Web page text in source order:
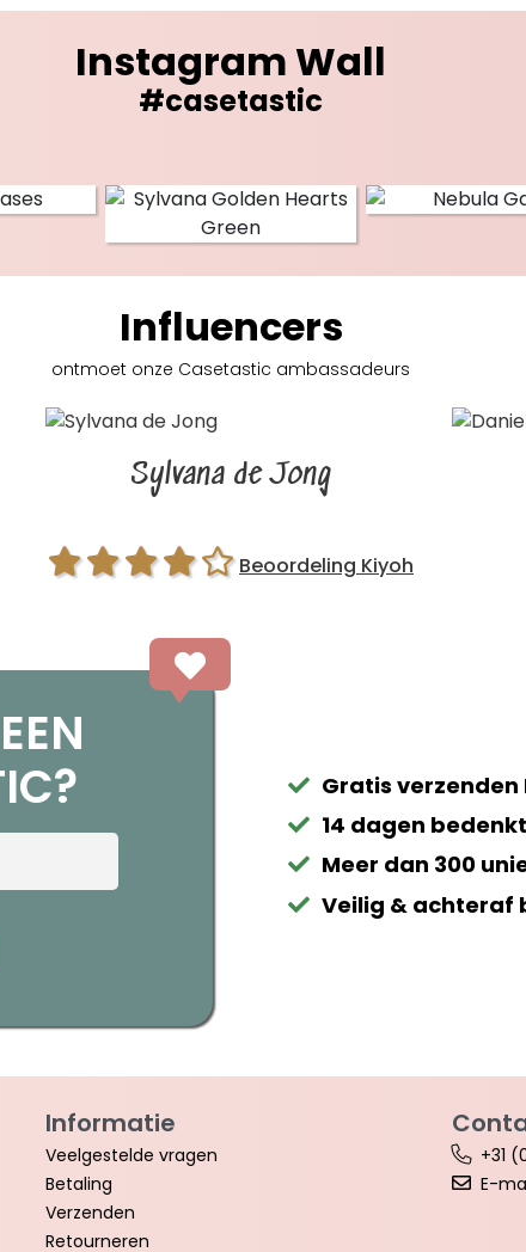
Instagram Wall
#casetastic
Influencers
ontmoet onze Casetastic ambassadeurs
Sylvana de Jong
Beoordeling Kiyoh
Gratis verzenden
14 dagen
Meer dan 300
Veilig & achteraf
Informatie
Veelgestelde vragen
Betaling
Verzenden
Retourneren
+31
E-